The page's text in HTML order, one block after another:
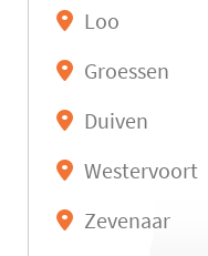
Loo
Groessen
Duiven
Westervoort
Zevenaar